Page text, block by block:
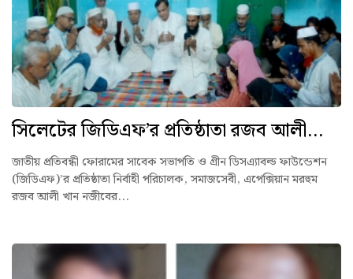
সিলেটের জিডিএফ’র প্রতিষ্ঠাতা রজব আলী...
জাতীয় প্রতিবন্ধী ফোরামের সাবেক সভাপতি ও গ্রীন ডিসএ্যাবল্ড ফাউন্ডেশন
(জিডিএফ)’র প্রতিষ্ঠাতা নির্বাহী পরিচালক, সমাজসেবী, এপেক্সিয়ান মরহুম
রজব আলী খান নজীবের...